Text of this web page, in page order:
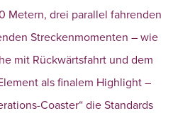
Metern, drei parallel fahrenden
Streckenmomenten – wie
mit Rückwärtsfahrt und dem
als finalem Highlight –
Coaster“ die Standards